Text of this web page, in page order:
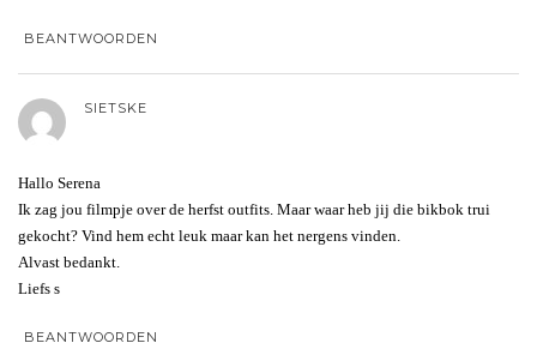
BEANTWOORDEN
SIETSKE
Hallo Serena
Ik zag jou filmpje over de herfst outfits. Maar waar heb jij die bikbok trui
gekocht? Vind hem echt leuk maar kan het nergens vinden.
Alvast bedankt.
Liefs s
BEANTWOORDEN